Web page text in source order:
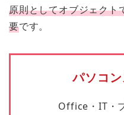
原則としてオブジェクト
要です。
パソコ
Office・IT・